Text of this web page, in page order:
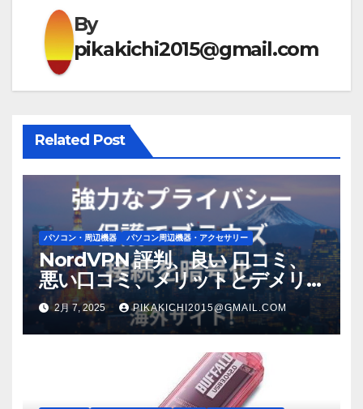
ー
シ
ョ
ン
By
pikakichi2015@gmail.com
Related Post
パソコン・周辺機器 パソコン周辺機器・アクセサリー
NordVPN 評判、良い 口コミ、
悪い口コミ、メリットとデメリ
ット!! 【徹底解説】
2月 7, 2025 PIKAKICHI2015@GMAIL.COM